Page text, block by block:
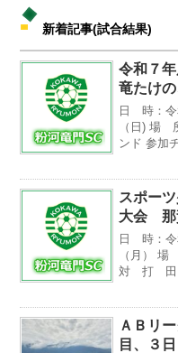
新着記事(試合結果)
令和７
竜たけ
日 時：令
（日) 場
ンド 参加
スポー
大会 那
日 時：令
（月）
対 打
ＡＢリ
目、３日